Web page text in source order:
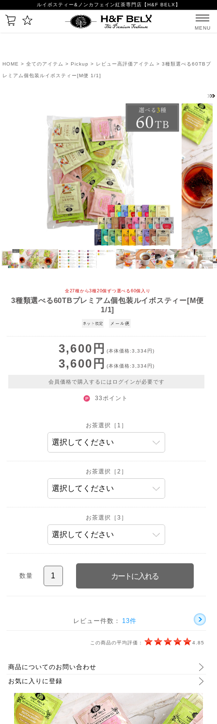
ルイボスティー&ノンカフェイン紅茶専門店【H&F BELX】
MENU
HOME > 全てのアイテム > Pickup > レビュー高評価アイテム > 3種類選べる60TBプ
レミアム個包装ルイボスティー[M便 1/1]
全27種から3種20個ずつ選べる60個入り
3種類選べる60TBプレミアム個包装ルイボスティー[M便
1/1]
3,600円 (本体価格:3,334円)
3,600円 (本体価格:3,334円)
会員価格で購入するにはログインが必要です
33ポイント
お茶選択［1］
お茶選択［2］
お茶選択［3］
数量
レビュー件数： 13件
この商品の平均評価： 4.85
商品についてのお問い合わせ
お気に入りに登録